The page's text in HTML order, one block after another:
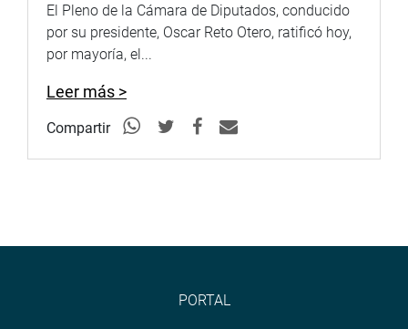
El Pleno de la Cámara de Diputados, conducido
por su presidente, Oscar Reto Otero, ratificó hoy,
por mayoría, el...
Leer más >
Compartir
PORTAL